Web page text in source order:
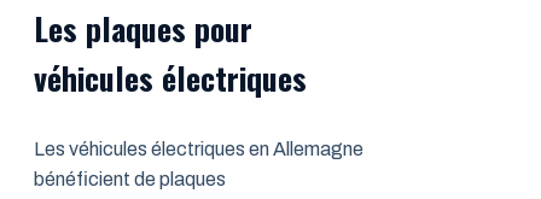
Les plaques pour
véhicules électriques
Les véhicules électriques en Allemagne
bénéficient de plaques